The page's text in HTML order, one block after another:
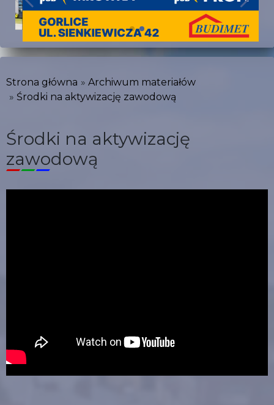
Strona główna
Archiwum materiałów
Środki na aktywizację zawodową
Środki na aktywizację
zawodową